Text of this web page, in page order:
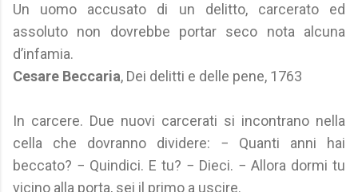
Un uomo accusato di un delitto, carcerato ed
assoluto non dovrebbe portar seco nota alcuna
d’infamia.
Cesare Beccaria, Dei delitti e delle pene, 1763
In carcere. Due nuovi carcerati si incontrano nella
cella che dovranno dividere: − Quanti anni hai
beccato? − Quindici. E tu? − Dieci. − Allora dormi tu
vicino alla porta, sei il primo a uscire.